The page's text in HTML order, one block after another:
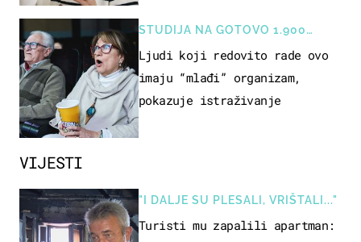
VIJESTI
"I DALJE SU PLESALI, VRIŠTALI..."
Turisti mu zapalili apartman:
STUDIJA NA GOTOVO 1.900
OSOBA
Ljudi koji redovito rade ovo
imaju “mlađi” organizam,
pokazuje istraživanje